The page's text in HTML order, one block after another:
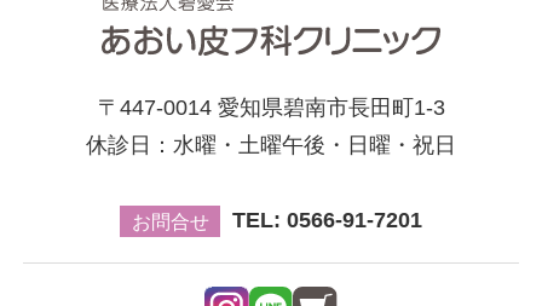
〒447-0014 愛知県碧南市長田町1-3
休診日：水曜・土曜午後・日曜・祝日
お問合せ TEL: 0566-91-7201